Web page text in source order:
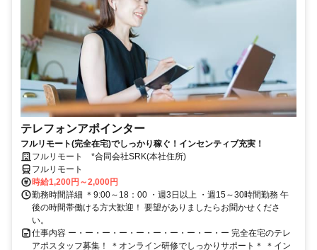
テレフォンアポインター
フルリモート(完全在宅)でしっかり稼ぐ！インセンティブ充実！
フルリモート *合同会社SRK(本社住所)
フルリモート
時給1,200円～2,000円
勤務時間詳細 ＊9:00～18：00 ・週3日以上 ・週15～30時間勤務 午
後の時間帯働ける方大歓迎！ 要望がありましたらお聞かせくださ
い。
仕事内容 ー・ー・ー・ー・ー・ー・ー・ー・ー・ー 完全在宅のテレ
アポスタッフ募集！ ＊オンライン研修でしっかりサポート＊ ＊イン